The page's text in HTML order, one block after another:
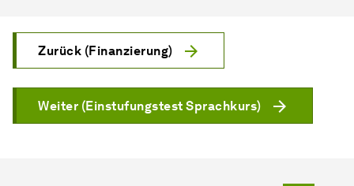
Zurück (Finanzierung)
Weiter (Einstufungstest Sprachkurs)